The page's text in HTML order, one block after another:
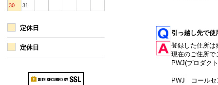
30
31
定休日
定休日
引っ越し先で
登録した住所は
現在のご住所で
PWJ(プロダク
PWJ コールセ